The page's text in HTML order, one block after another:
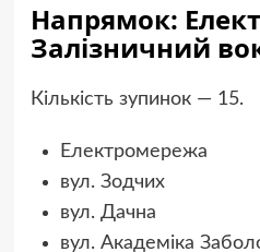
Напрямок:
Залізничний
Кількість зупинок — 15.
Електромережа
вул. Зодчих
вул. Дачна
вул. Академіка